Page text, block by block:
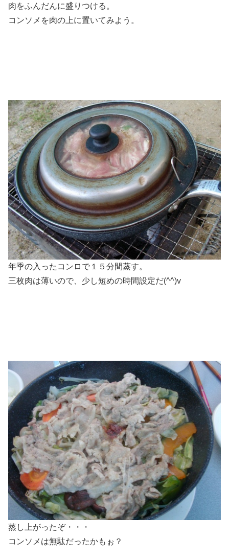
肉をふんだんに盛りつける。
コンソメを肉の上に置いてみよう。
年季の入ったコンロで１５分間蒸す。
三枚肉は薄いので、少し短めの時間設定だ(^^)v
蒸し上がったぞ・・・
コンソメは無駄だったかもぉ？